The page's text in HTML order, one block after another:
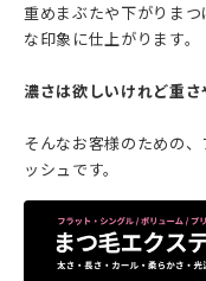
重めまぶたや下がりま
な印象に仕上がります。
濃さは欲しいけれど重さ
そんなお客様のための
ッシュです。